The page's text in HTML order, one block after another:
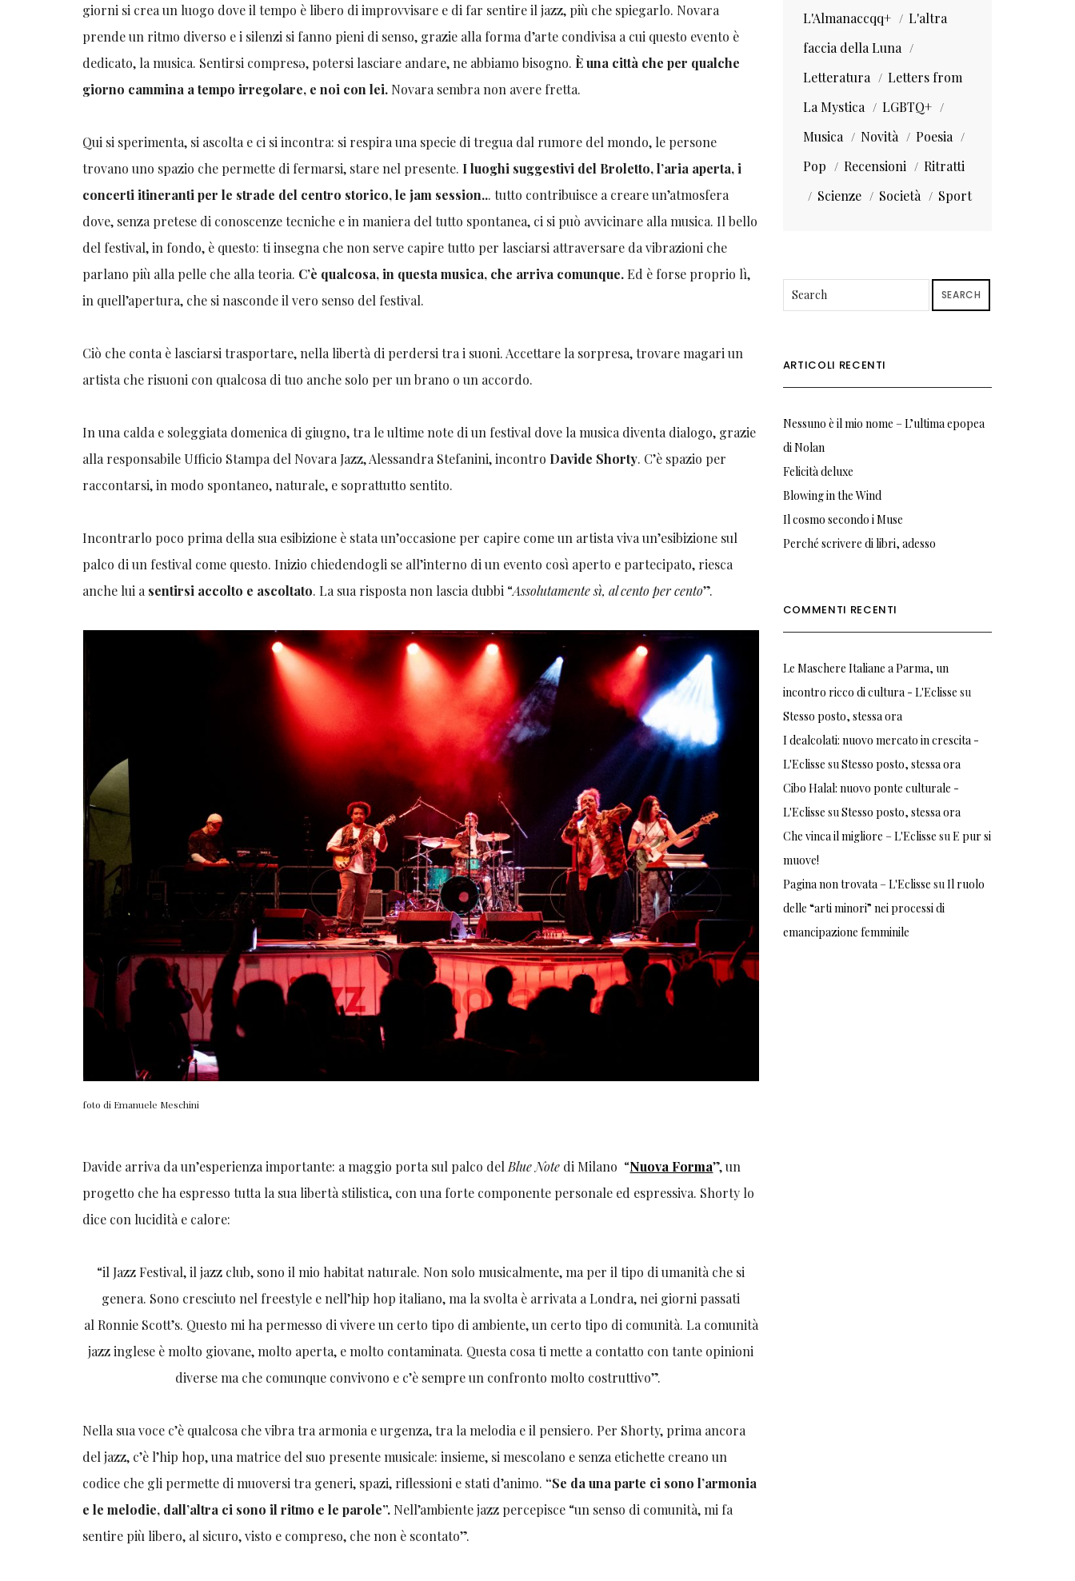
giorni si crea un luogo dove il tempo è libero di improvvisare e di far sentire il jazz, più che spiegarlo. Novara
prende un ritmo diverso e i silenzi si fanno pieni di senso, grazie alla forma d’arte condivisa a cui questo evento è
dedicato, la musica. Sentirsi compresə, potersi lasciare andare, ne abbiamo bisogno. È una città che per qualche
giorno cammina a tempo irregolare, e noi con lei. Novara sembra non avere fretta.
Qui si sperimenta, si ascolta e ci si incontra: si respira una specie di tregua dal rumore del mondo, le persone
trovano uno spazio che permette di fermarsi, stare nel presente. I luoghi suggestivi del Broletto, l’aria aperta, i
concerti itineranti per le strade del centro storico, le jam session... tutto contribuisce a creare un’atmosfera
dove, senza pretese di conoscenze tecniche e in maniera del tutto spontanea, ci si può avvicinare alla musica. Il bello
del festival, in fondo, è questo: ti insegna che non serve capire tutto per lasciarsi attraversare da vibrazioni che
parlano più alla pelle che alla teoria. C’è qualcosa, in questa musica, che arriva comunque.Ed è forse proprio lì,
in quell’apertura, che si nasconde il vero senso del festival.
Ciò che conta è lasciarsi trasportare, nella libertà di perdersi tra i suoni. Accettare la sorpresa, trovare magari un
artista che risuoni con qualcosa di tuo anche solo per un brano o un accordo.
In una calda e soleggiata domenica di giugno, tra le ultime note di un festival dove la musica diventa dialogo, grazie
alla responsabile Ufficio Stampa del Novara Jazz, Alessandra Stefanini, incontro Davide Shorty. C’è spazio per
raccontarsi, in modo spontaneo, naturale, e soprattutto sentito.
Incontrarlo poco prima della sua esibizione è stata un’occasione per capire come un artista viva un’esibizione sul
palco di un festival come questo. Inizio chiedendogli se all’interno di un evento così aperto e partecipato, riesca
anche lui a sentirsi accolto e ascoltato. La sua risposta non lascia dubbi “Assolutamente sì, al cento per cento”.
foto di Emanuele Meschini
Davide arriva da un’esperienza importante: a maggio porta sul palco del Blue Note di Milano “Nuova Forma”, un
progetto che ha espresso tutta la sua libertà stilistica, con una forte componente personale ed espressiva. Shorty lo
dice con lucidità e calore:
“il Jazz Festival, il jazz club, sono il mio habitat naturale. Non solo musicalmente, ma per il tipo di umanità che si
genera. Sono cresciuto nel freestyle e nell’hip hop italiano, ma la svolta è arrivata a Londra, nei giorni passati
al Ronnie Scott’s. Questo mi ha permesso di vivere un certo tipo di ambiente, un certo tipo di comunità. La comunità
jazz inglese è molto giovane, molto aperta, e molto contaminata. Questa cosa ti mette a contatto con tante opinioni
diverse ma che comunque convivono e c’è sempre un confronto molto costruttivo”.
Nella sua voce c’è qualcosa che vibra tra armonia e urgenza, tra la melodia e il pensiero. Per Shorty, prima ancora
del jazz, c’è l’hip hop, una matrice del suo presente musicale: insieme, si mescolano e senza etichette creano un
codice che gli permette di muoversi tra generi, spazi, riflessioni e stati d’animo. “Se da una parte ci sono l’armonia
e le melodie, dall’altra ci sono il ritmo e le parole”. Nell’ambiente jazz percepisce “un senso di comunità, mi fa
sentire più libero, al sicuro, visto e compreso, che non è scontato”.
L'Almanaccqq+
L'altra
faccia della Luna
Letteratura
Letters from
La Mystica
LGBTQ+
Musica
Novità
Poesia
Pop
Recensioni
Ritratti
Scienze
Società Sport
SEARCH
ARTICOLI RECENTI
Nessuno è il mio nome – L’ultima epopea
di Nolan
Felicità deluxe
Blowing in the Wind
Il cosmo secondo i Muse
Perché scrivere di libri, adesso
COMMENTI RECENTI
Le Maschere Italiane a Parma, un
incontro ricco di cultura - L'Eclisse su
Stesso posto, stessa ora
I dealcolati: nuovo mercato in crescita -
L'Eclisse suStesso posto, stessa ora
Cibo Halal: nuovo ponte culturale -
L'Eclisse suStesso posto, stessa ora
Che vinca il migliore – L'Eclisse suE pur si
muove!
Pagina non trovata – L'Eclisse suIl ruolo
delle “arti minori” nei processi di
emancipazione femminile